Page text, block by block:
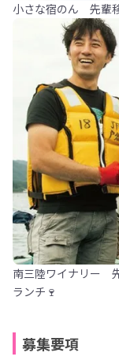
小さな宿のん 先輩
南三陸ワイナリー
ランチ🍷
募集要項